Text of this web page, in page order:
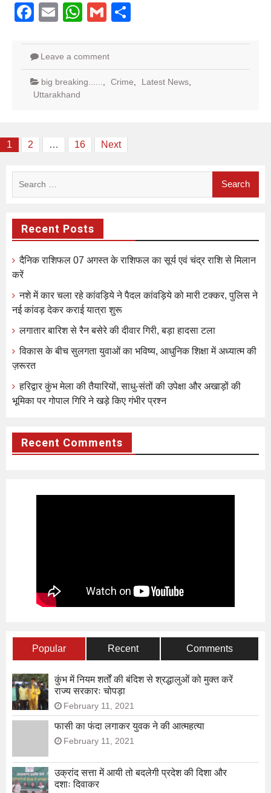
Facebook
EmailWhatsApp
Gmail
Leave a comment
big breaking...... Crime Latest News
Uttarakhand
Posts
1 2 … 16 Next
Recent Posts
दैनिक राशिफल 07 अगस्त के राशिफल का सूर्य एवं चंद्र राशि से मिलान
करें
नशे में कार चला रहे कांवड़िये ने पैदल कांवड़िये को मारी टक्कर, पुलिस ने
नई कांवड़ देकर कराई यात्रा शुरू
लगातार बारिश से रैन बसेरे की दीवार गिरी, बड़ा हादसा टला
विकास के बीच सुलगता युवाओं का भविष्य, आधुनिक शिक्षा में अध्यात्म की
ज़रूरत
हरिद्वार कुंभ मेला की तैयारियों, साधु-संतों की उपेक्षा और अखाड़ों की
भूमिका पर गोपाल गिरि ने खड़े किए गंभीर प्रश्न
Recent Comments
Popular Recent Comments
कुंभ में नियम शर्तों की बंदिश से श्रद्धालुओं को मुक्त करें
राज्य सरकारः चोपड़ा
February 11, 2021
फासी का फंदा लगाकर युवक ने की आत्महत्या
February 11, 2021
उक्रांद सत्ता में आयी तो बदलेगी प्रदेश की दिशा और
दशाः दिवाकर